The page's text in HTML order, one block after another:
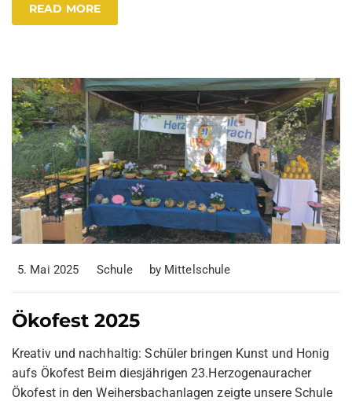
READ MORE
5. Mai 2025 Schule by Mittelschule
Ökofest 2025
Kreativ und nachhaltig: Schüler bringen Kunst und Honig
aufs Ökofest Beim diesjährigen 23.Herzogenauracher
Ökofest in den Weihersbachanlagen zeigte unsere Schule